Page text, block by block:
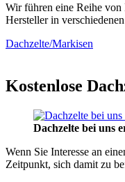
Wir führen eine Reihe
Hersteller in
Dachzelte/Markisen
Kostenlose
Dachzelte bei uns
Wenn Sie Interesse an
Zeitpunkt, sich damit zu